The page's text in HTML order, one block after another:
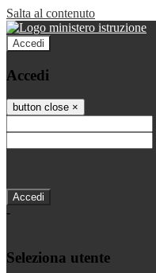
Salta al contenuto
Accedi
Accedi
button close ×
-
Seleziona utente